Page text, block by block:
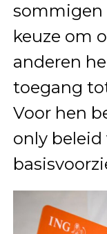
sommigen
keuze om
anderen
toegang
Voor hen
only